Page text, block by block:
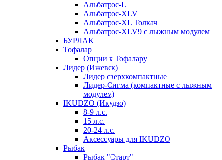
Альбатрос-L
Альбатрос-XLV
Альбатрос-XL Толкач
Альбатрос-XLV9 с лыжным модулем
БУРЛАК
Тофалар
Опции к Тофалару
Лидер (Ижевск)
Лидер сверхкомпактные
Лидер-Сигма (компактные с лыжным
модулем)
IKUDZO (Икудзо)
8-9 л.с.
15 л.с.
20-24 л.с.
Аксессуары для IKUDZO
Рыбак
Рыбак "Старт"